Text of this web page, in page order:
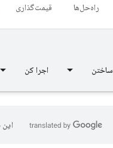
راه‌حل‌ها قیمت‌گذاری
ساختن اجرا کن